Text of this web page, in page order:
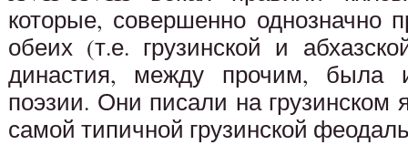
которые, совершенно однозначно
обеих (т.е. грузинской и
династия, между прочим, была
поэзии. Они писали на
самой типичной грузинской